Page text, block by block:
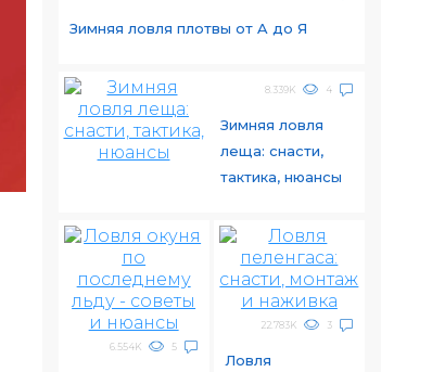
Зимняя ловля плотвы от A до Я
8.339K 4
Зимняя ловля
леща: снасти,
тактика, нюансы
6.554K 5
22.783K 3
Ловля